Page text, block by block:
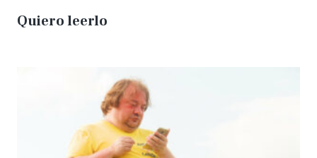
Quiero leerlo
matará
a
la
creatividad